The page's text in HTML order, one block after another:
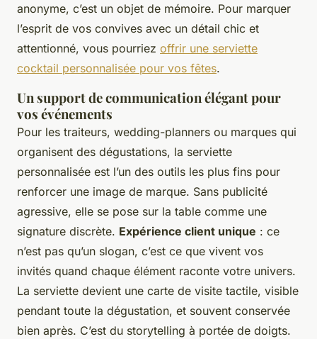
anonyme, c’est un objet de mémoire. Pour marquer
l’esprit de vos convives avec un détail chic et
attentionné, vous pourriez offrir une serviette
cocktail personnalisée pour vos fêtes.
Un support de communication élégant pour
vos événements
Pour les traiteurs, wedding-planners ou marques qui
organisent des dégustations, la serviette
personnalisée est l’un des outils les plus fins pour
renforcer une image de marque. Sans publicité
agressive, elle se pose sur la table comme une
signature discrète. Expérience client unique : ce
n’est pas qu’un slogan, c’est ce que vivent vos
invités quand chaque élément raconte votre univers.
La serviette devient une carte de visite tactile, visible
pendant toute la dégustation, et souvent conservée
bien après. C’est du storytelling à portée de doigts.